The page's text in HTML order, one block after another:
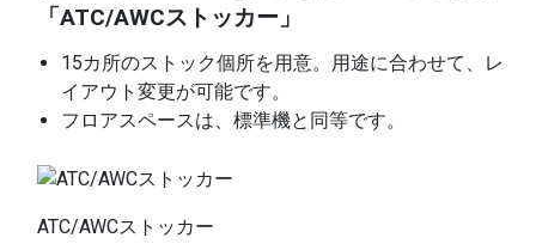
「ATC/AWCストッカー」
15カ所のストック個所を用意。用途に合わせて、レ
イアウト変更が可能です。
フロアスペースは、標準機と同等です。
ATC/AWCストッカー